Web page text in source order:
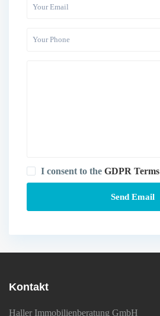
I consent to theGDPR Terms
Kontakt
Haller Immobilienberatung GmbH